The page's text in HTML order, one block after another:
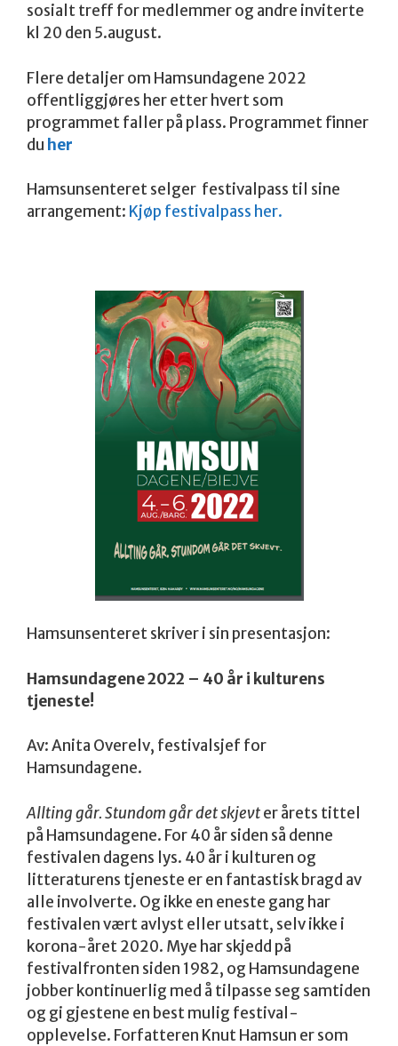
sosialt treff for medlemmer og andre inviterte
kl 20 den 5.august.
Flere detaljer om Hamsundagene 2022
offentliggjøres her etter hvert som
programmet faller på plass. Programmet finner
du her
Hamsunsenteret selger festivalpass til sine
arrangement: Kjøp festivalpass her.
Hamsunsenteret skriver i sin presentasjon:
Hamsundagene 2022 – 40 år i kulturens
tjeneste!
Av: Anita Overelv, festivalsjef for
Hamsundagene.
Allting går. Stundom går det skjevter årets tittel
på Hamsundagene. For 40 år siden så denne
festivalen dagens lys. 40 år i kulturen og
litteraturens tjeneste er en fantastisk bragd av
alle involverte. Og ikke en eneste gang har
festivalen vært avlyst eller utsatt, selv ikke i
korona-året 2020. Mye har skjedd på
festivalfronten siden 1982, og Hamsundagene
jobber kontinuerlig med å tilpasse seg samtiden
og gi gjestene en best mulig festival-
opplevelse. Forfatteren Knut Hamsun er som